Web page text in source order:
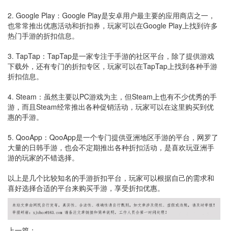
2. Google Play：Google Play是安卓用户最主要的应用商店之一，
也常常推出优惠活动和折扣券，玩家可以在Google Play上找到许多
热门手游的折扣信息。
3. TapTap：TapTap是一家专注于手游的社区平台，除了提供游戏
下载外，还有专门的折扣专区，玩家可以在TapTap上找到各种手游
折扣信息。
4. Steam：虽然主要以PC游戏为主，但Steam上也有不少优秀的手
游，而且Steam经常推出各种促销活动，玩家可以在这里购买到优
惠的手游。
5. QooApp：QooApp是一个专门提供亚洲地区手游的平台，网罗了
大量的日韩手游，也会不定期推出各种折扣活动，是喜欢玩亚洲手
游的玩家的不错选择。
以上是几个比较知名的手游折扣平台，玩家可以根据自己的需求和
喜好选择合适的平台来购买手游，享受折扣优惠。